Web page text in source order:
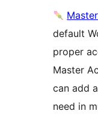
default
proper
Master
can add
need in